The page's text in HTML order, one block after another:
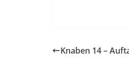
Knaben 14 –